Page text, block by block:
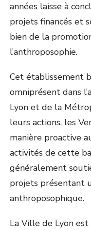
années laisse à
projets financés et
bien de la
l’anthroposophie.
Cet établissement
omniprésent dans
Lyon et de la
leurs actions, les
manière proactive
activités de cette
généralement
projets présentant
anthroposophique.
La Ville de Lyon est